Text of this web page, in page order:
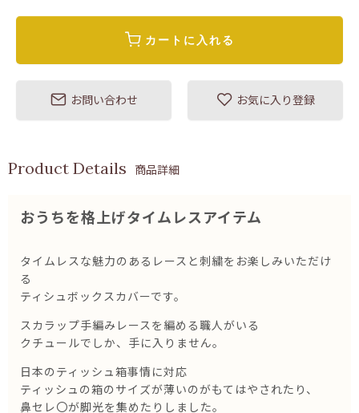
カートに入れる
お問い合わせ お気に入り登録
商品詳細
おうちを格上げタイムレスアイテム
タイムレスな魅力のあるレースと刺繍をお楽しみいただけ
る
ティシュボックスカバーです。
スカラップ手編みレースを編める職人がいる
クチュールでしか、手に入りません。
日本のティッシュ箱事情に対応
ティッシュの箱のサイズが薄いのがもてはやされたり、
鼻セレ〇が脚光を集めたりしました。